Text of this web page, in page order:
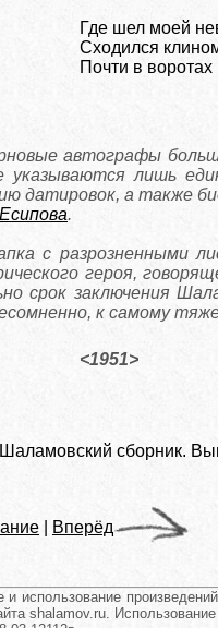
Где шел моей
Сходился
Почти в воротах
автографы
указываются лишь
датировок, а также
.
с разрозненными
героя,
срок заключения
к самому
<1951>
сборник.
Вперёд
и использование
shalamov.ru.